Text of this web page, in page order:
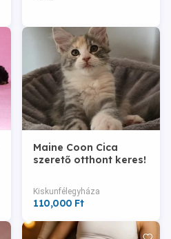
Maine Coon Cica
szerető otthont keres!
Kiskunfélegyháza
110,000 Ft